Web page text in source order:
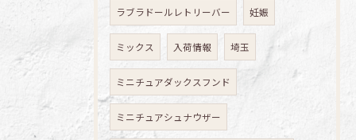
ラブラドールレトリーバー 妊娠
ミックス 入荷情報 埼玉
ミニチュアダックスフンド
ミニチュアシュナウザー